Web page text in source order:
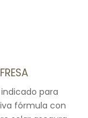
para
fórmula con